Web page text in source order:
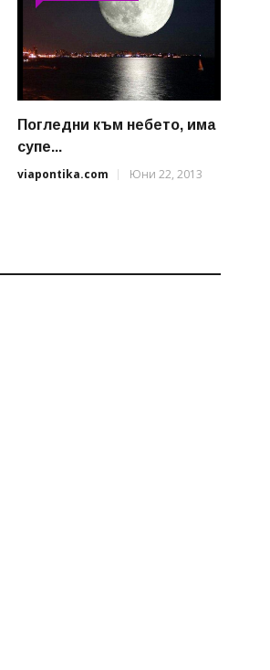
Погледни към небето, има
супе...
viapontika.com
Юни 22, 2013